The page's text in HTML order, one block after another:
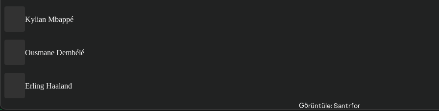
Kylian Mbappé
Ousmane Dembélé
Erling Haaland
Görüntüle: Santrfor